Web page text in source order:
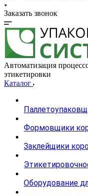
Заказать звонок
Автоматизация
этикетировки
Каталог
Формовщики
Заклейщики
Оборудование